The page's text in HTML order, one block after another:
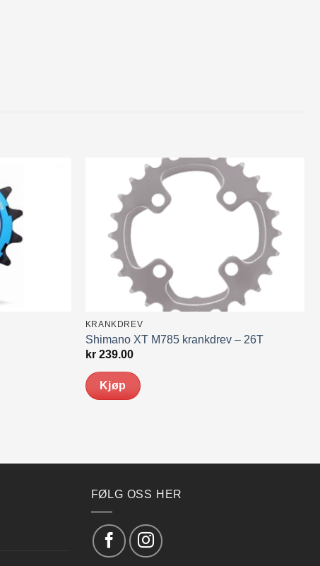
KRANKDREV
Shimano XT M785 krankdrev – 26T
kr239.00
Kjøp
FØLG OSS HER